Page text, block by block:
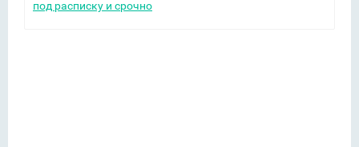
под расписку и срочно